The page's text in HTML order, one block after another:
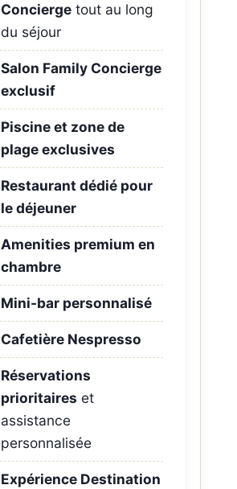
Conciergetout au long
du séjour
Salon Family Concierge
exclusif
Piscine et zone de
plage exclusives
Restaurant dédié pour
le déjeuner
Amenities premium en
chambre
Mini-bar personnalisé
Cafetière Nespresso
Réservations
prioritaires et
assistance
personnalisée
Expérience Destination